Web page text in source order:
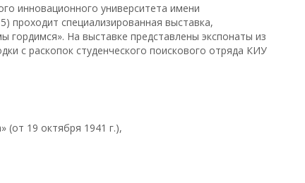
инновационного университета имени
проходит специализированная выставка,
На выставке представлены экспонаты из
с раскопок студенческого поискового отряда КИУ
19 октября 1941 г.),